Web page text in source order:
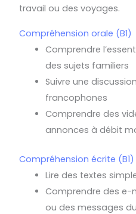
travail ou des voyages.
Compréhension orale (B1)
Comprendre
des sujets familiers
Suivre une
francophones
Comprendre des
annonces à débit
Compréhension écrite (B1)
Lire des textes
Comprendre des e-
ou des messages